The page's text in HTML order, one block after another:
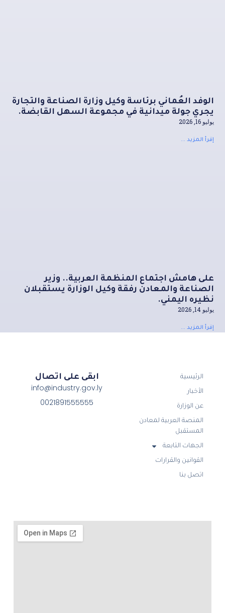
الوفد العُماني برئاسة وكيل وزارة الصناعة والتجارة
يجري جولة ميدانية في مجموعة السهل القابضة.
يوليو 16, 2026
إقرأ المزيد ...
على هامش اجتماع المنظمة العربية.. وزير
الصناعة والمعادن رفقة وكيل الوزارة يستقبلان
نظيره اليمني.
يوليو 14, 2026
إقرأ المزيد ...
الرئيسية
الأخبار
عن الوزارة
المنصة العربية لمعادن
المستقبل
الجهات التابعة
القوانين والقرارات
اتصل بنا
ابقى على اتصال
info@industry.gov.ly
0021891555555